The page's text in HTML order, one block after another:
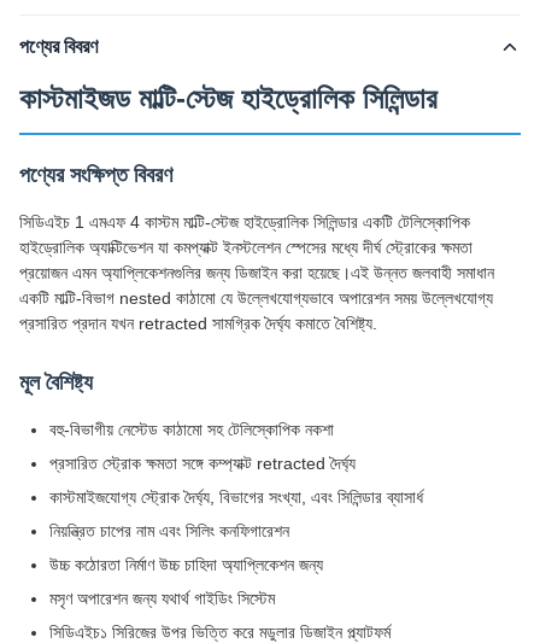
পণ্যের বিবরণ
কাস্টমাইজড মাল্টি-স্টেজ হাইড্রোলিক সিলিন্ডার
পণ্যের সংক্ষিপ্ত বিবরণ
সিডিএইচ 1 এমএফ 4 কাস্টম মাল্টি-স্টেজ হাইড্রোলিক সিলিন্ডার একটি টেলিস্কোপিক
হাইড্রোলিক অ্যাক্টিভেশন যা কমপ্যাক্ট ইনস্টলেশন স্পেসের মধ্যে দীর্ঘ স্ট্রোকের ক্ষমতা
প্রয়োজন এমন অ্যাপ্লিকেশনগুলির জন্য ডিজাইন করা হয়েছে।এই উন্নত জলবাহী সমাধান
একটি মাল্টি-বিভাগ nested কাঠামো যে উল্লেখযোগ্যভাবে অপারেশন সময় উল্লেখযোগ্য
প্রসারিত প্রদান যখন retracted সামগ্রিক দৈর্ঘ্য কমাতে বৈশিষ্ট্য.
মূল বৈশিষ্ট্য
বহু-বিভাগীয় নেস্টেড কাঠামো সহ টেলিস্কোপিক নকশা
প্রসারিত স্ট্রোক ক্ষমতা সঙ্গে কম্প্যাক্ট retracted দৈর্ঘ্য
কাস্টমাইজযোগ্য স্ট্রোক দৈর্ঘ্য, বিভাগের সংখ্যা, এবং সিলিন্ডার ব্যাসার্ধ
নিয়ন্ত্রিত চাপের নাম এবং সিলিং কনফিগারেশন
উচ্চ কঠোরতা নির্মাণ উচ্চ চাহিদা অ্যাপ্লিকেশন জন্য
মসৃণ অপারেশন জন্য যথার্থ গাইডিং সিস্টেম
সিডিএইচ১ সিরিজের উপর ভিত্তি করে মডুলার ডিজাইন প্ল্যাটফর্ম